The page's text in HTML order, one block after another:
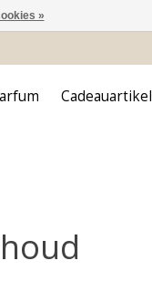
Cadeauartikel
»